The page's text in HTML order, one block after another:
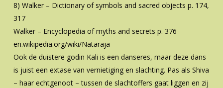
8) Walker – Dictionary of symbols and sacred objects p. 174,
317
Walker – Encyclopedia of myths and secrets p. 376
en.wikipedia.org/wiki/Nataraja
Ook de duistere godin Kali is een danseres, maar deze dans
is juist een extase van vernietiging en slachting. Pas als Shiva
– haar echtgenoot – tussen de slachtoffers gaat liggen en zij